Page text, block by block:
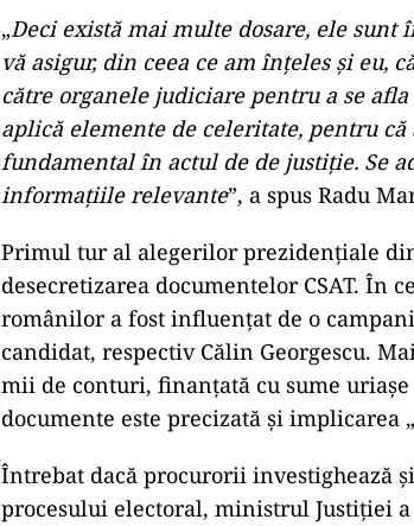
„Deci există mai multe dosare, ele sunt
vă asigur, din ceea ce am înțeles și eu,
către organele judiciare pentru a se
aplică elemente de celeritate, pentru
fundamental în actul de de justiție. Se
informațiile relevante”, a spus Radu
Primul tur al alegerilor prezidențiale
desecretizarea documentelor CSAT. În
românilor a fost influențat de o
candidat, respectiv Călin Georgescu.
mii de conturi, finanțată cu sume
documente este precizată și implicarea
Întrebat dacă procurorii investighează
procesului electoral, ministrul Justiției